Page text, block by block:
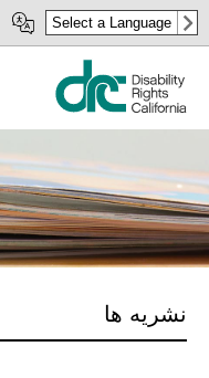
رفتن
به
محتوای
اصلی
Select a Language
نشریه ها